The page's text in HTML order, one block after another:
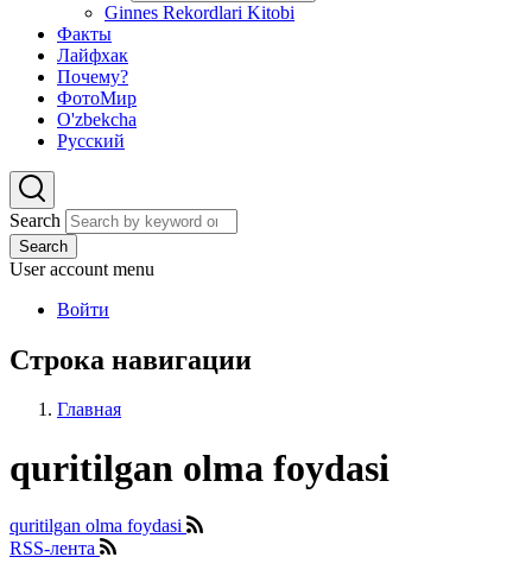
Ginnes Rekordlari Kitobi
Факты
Лайфхак
Почему?
ФотоМир
O'zbekcha
Русский
Search
Search
User account menu
Войти
Строка навигации
Главная
quritilgan olma foydasi
quritilgan olma foydasi
RSS-лента